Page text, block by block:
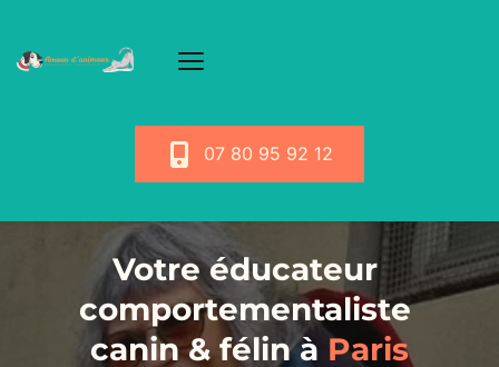
07 80 95 92 12
Votre éducateur
comportementaliste
canin & félin à Paris